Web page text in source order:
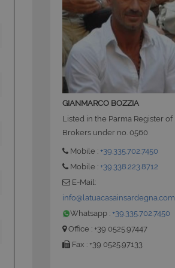
GIANMARCO BOZZIA
Listed in the Parma Register of
Brokers under no. 0560
Mobile : +39.335.702.7450
Mobile : +39.338.223.8712
E-Mail:
info@latuacasainsardegna.com
Whatsapp :+39.335.702.7450
Office : +39 0525.97447
Fax : +39 0525.97133